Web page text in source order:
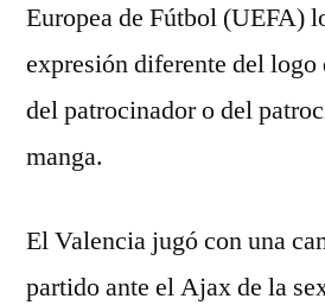
Europea de Fútbol (UEFA)
expresión diferente del
del patrocinador o del
manga.
El Valencia jugó con una
partido ante el Ajax de la